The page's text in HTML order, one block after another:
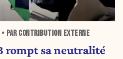
• PAR CONTRIBUTION EXTERNE
rompt sa neutralité